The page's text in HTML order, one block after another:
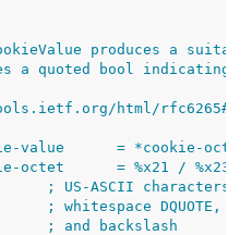
produces a
a quoted bool indicating
html/
value      = *cookie-octet
octet      = %x21 / %x23-
; US-ASCII characters
; whitespace DQUOTE,
; and backslash